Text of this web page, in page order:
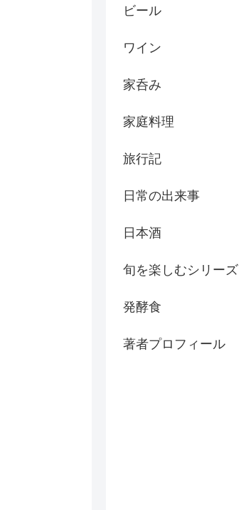
ビール
ワイン
家呑み
家庭料理
旅行記
日常の出来事
日本酒
旬を楽しむシリーズ
発酵食
著者プロフィール